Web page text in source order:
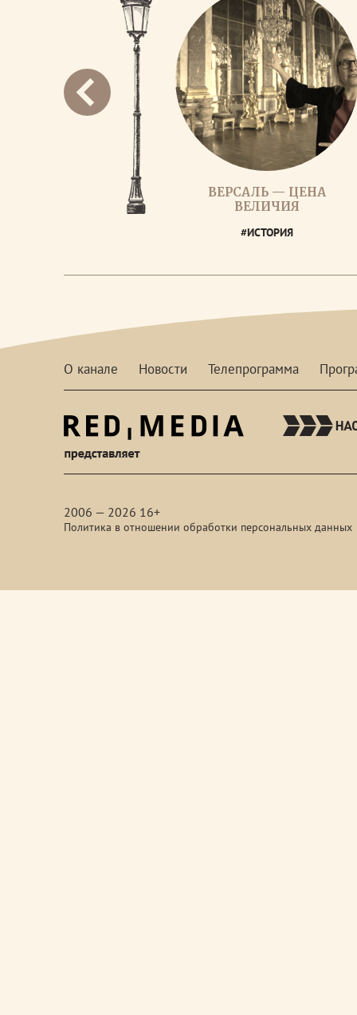
ВЕРСАЛЬ — ЦЕНА
ВЕЛИЧИЯ
#ИСТОРИЯ
О канале Новости Телепрограмма
2006 — 2026 16+
Политика в отношении обработки персональных данных